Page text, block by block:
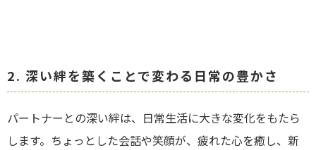
2. 深い絆を築くことで変わる日常の豊かさ
パートナーとの深い絆は、日常生活に大きな変化をもたら
します。ちょっとした会話や笑顔が、疲れた心を癒し、新